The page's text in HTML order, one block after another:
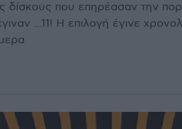
δίσκους που επηρέασαν την
...11! Η επιλογή έγινε